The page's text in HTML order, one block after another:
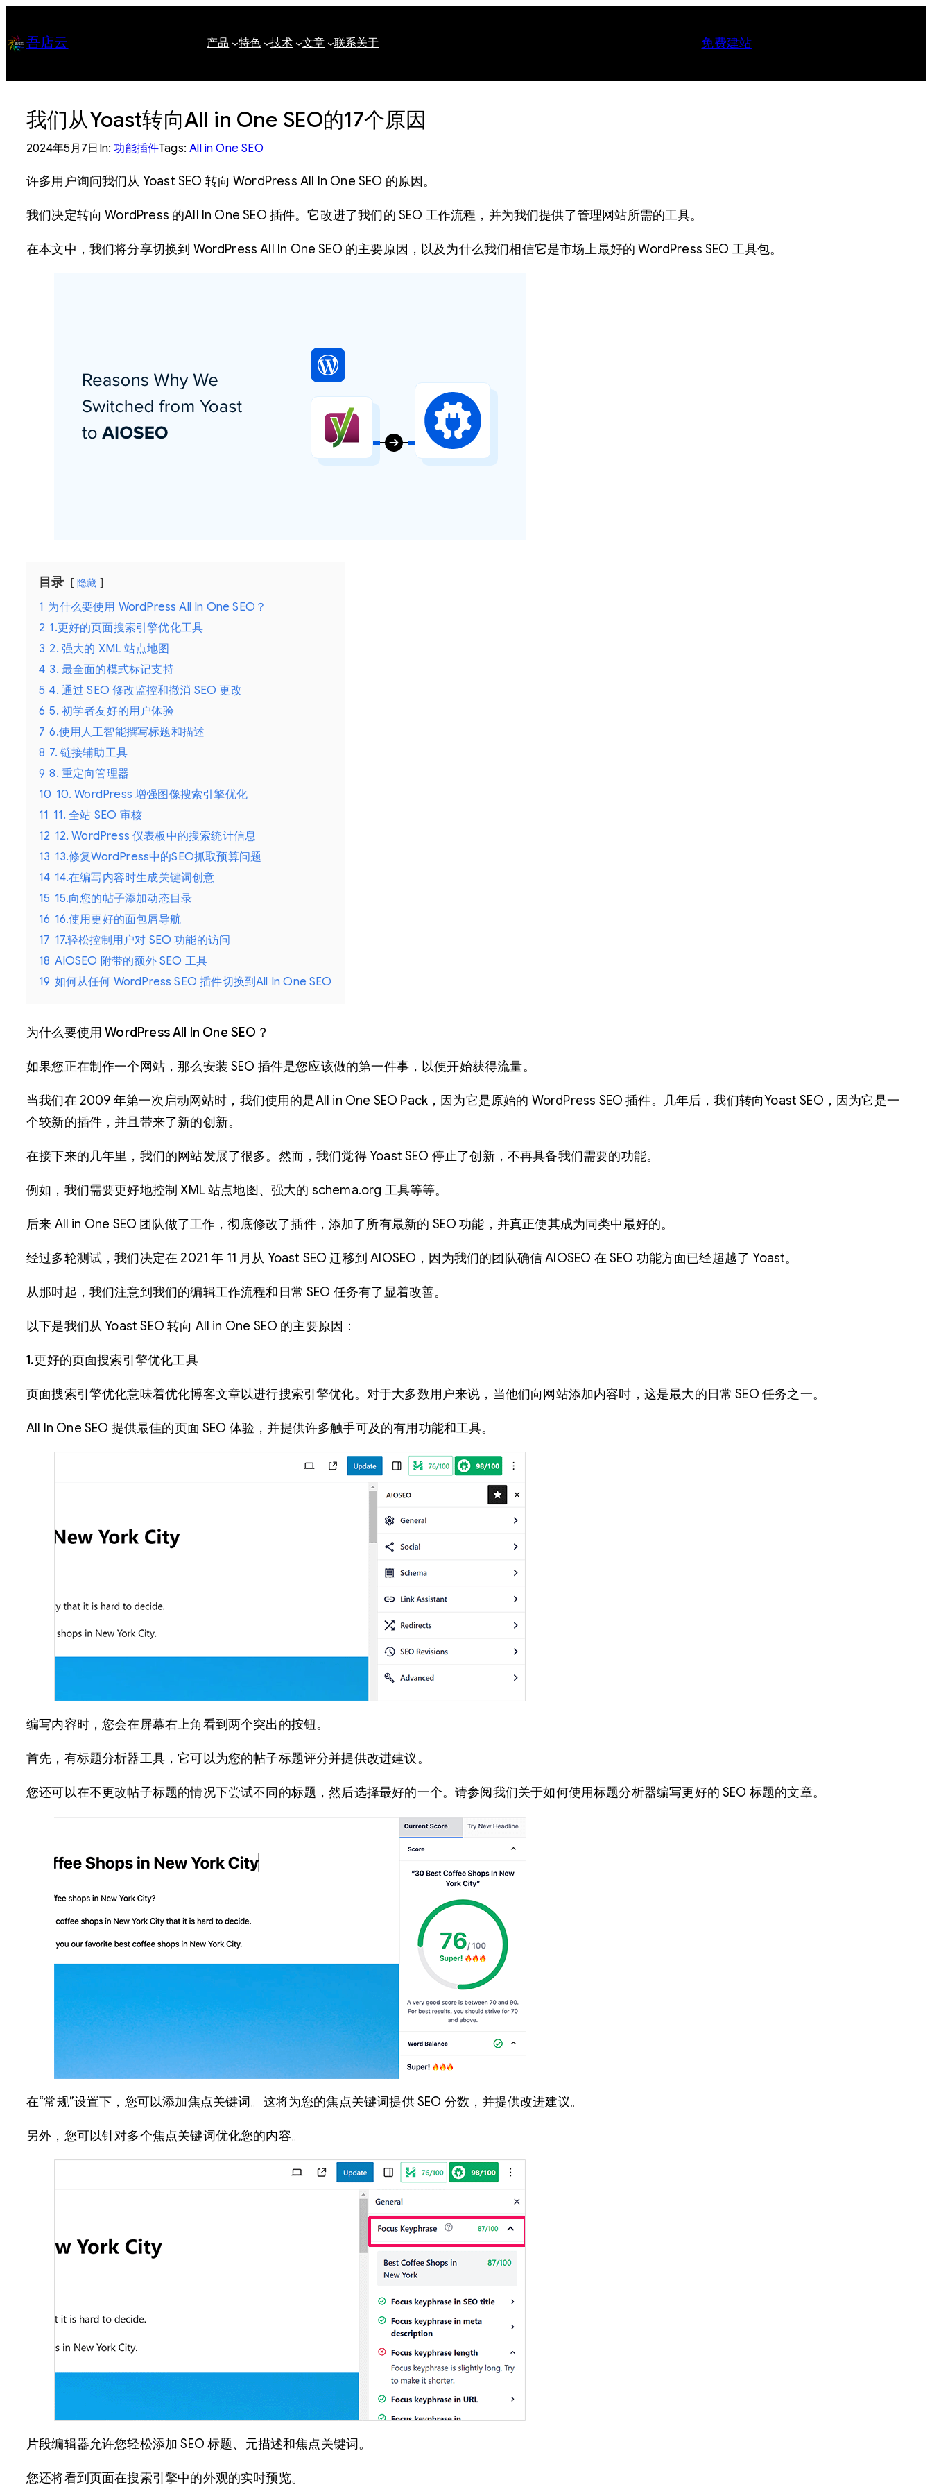
至
容
吾店云 产品 特色 技术 文章 联系关于 免费建站
我们从Yoast转向All in One SEO的17个原因
2024年5月7日 In:功能插件Tags:All in One SEO
许多用户询问我们从 Yoast SEO 转向 WordPress All In One SEO 的原因。
我们决定转向 WordPress 的All In One SEO 插件。它改进了我们的 SEO 工作流程，并为我们提供了管理网站所需的工具。
在本文中，我们将分享切换到 WordPress All In One SEO 的主要原因，以及为什么我们相信它是市场上最好的 WordPress SEO 工具包。
目录 隐藏
1 为什么要使用 WordPress All In One SEO？
2 1.更好的页面搜索引擎优化工具
3 2. 强大的 XML 站点地图
4 3. 最全面的模式标记支持
5 4. 通过 SEO 修改监控和撤消 SEO 更改
6 5. 初学者友好的用户体验
7 6.使用人工智能撰写标题和描述
8 7. 链接辅助工具
9 8. 重定向管理器
10 10. WordPress 增强图像搜索引擎优化
11 11. 全站 SEO 审核
12 12. WordPress 仪表板中的搜索统计信息
13 13.修复WordPress中的SEO抓取预算问题
14 14.在编写内容时生成关键词创意
15 15.向您的帖子添加动态目录
16 16.使用更好的面包屑导航
17 17.轻松控制用户对 SEO 功能的访问
18 AIOSEO 附带的额外 SEO 工具
19 如何从任何 WordPress SEO 插件切换到All In One SEO
为什么要使用 WordPress All In One SEO？
如果您正在制作一个网站，那么安装 SEO 插件是您应该做的第一件事，以便开始获得流量。
当我们在 2009 年第一次启动网站时，我们使用的是All in One SEO Pack，因为它是原始的 WordPress SEO 插件。几年后，我们转向Yoast SEO，因为它是一
个较新的插件，并且带来了新的创新。
在接下来的几年里，我们的网站发展了很多。然而，我们觉得 Yoast SEO 停止了创新，不再具备我们需要的功能。
例如，我们需要更好地控制 XML 站点地图、强大的 schema.org 工具等等。
后来 All in One SEO 团队做了工作，彻底修改了插件，添加了所有最新的 SEO 功能，并真正使其成为同类中最好的。
经过多轮测试，我们决定在 2021 年 11 月从 Yoast SEO 迁移到 AIOSEO，因为我们的团队确信 AIOSEO 在 SEO 功能方面已经超越了 Yoast。
从那时起，我们注意到我们的编辑工作流程和日常 SEO 任务有了显着改善。
以下是我们从 Yoast SEO 转向 All in One SEO 的主要原因：
1.更好的页面搜索引擎优化工具
页面搜索引擎优化意味着优化博客文章以进行搜索引擎优化。对于大多数用户来说，当他们向网站添加内容时，这是最大的日常 SEO 任务之一。
All In One SEO 提供最佳的页面 SEO 体验，并提供许多触手可及的有用功能和工具。
编写内容时，您会在屏幕右上角看到两个突出的按钮。
首先，有标题分析器工具，它可以为您的帖子标题评分并提供改进建议。
您还可以在不更改帖子标题的情况下尝试不同的标题，然后选择最好的一个。请参阅我们关于如何使用标题分析器编写更好的 SEO 标题的文章。
在“常规”设置下，您可以添加焦点关键词。这将为您的焦点关键词提供 SEO 分数，并提供改进建议。
另外，您可以针对多个焦点关键词优化您的内容。
片段编辑器允许您轻松添加 SEO 标题、元描述和焦点关键词。
您还将看到页面在搜索引擎中的外观的实时预览。